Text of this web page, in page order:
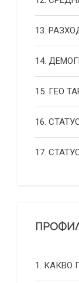
13.
14.
15. ГЕО
16.
17.
1. КАКВО